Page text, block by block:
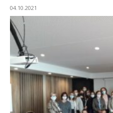
04.10.2021